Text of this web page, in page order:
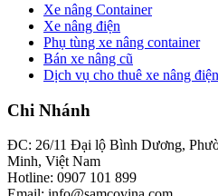
Xe nâng Container
Xe nâng điện
Phụ tùng xe nâng container
Bán xe nâng cũ
Dịch vụ cho thuê xe nâng điện
Chi Nhánh
ĐC: 26/11 Đại lộ Bình Dương,
Minh, Việt Nam
Hotline: 0907 101 899